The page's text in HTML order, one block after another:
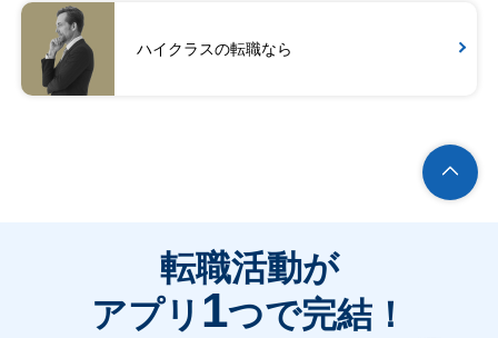
ハイクラスの転職なら
転職活動が
アプリ 1つで完結！